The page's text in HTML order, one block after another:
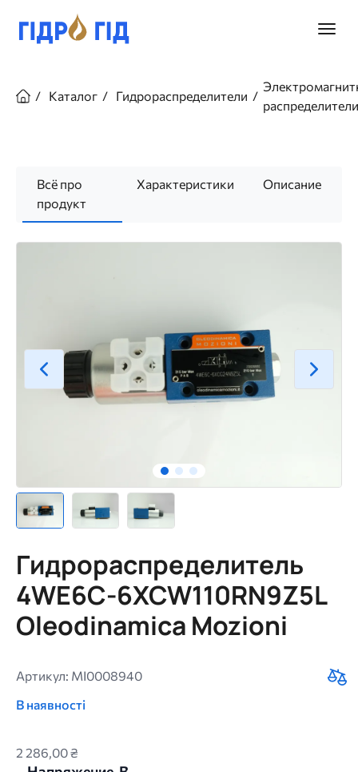
основному
Главное
навигации
Каталог Гидрораспределители
распределители
Всё про
продукт
Характеристики Описание
Гидрораспределитель
4WE6C-6XCW110RN9Z5L
Oleodinamica Mozioni
Артикул: MI0008940
В наявності
2 286,00 ₴